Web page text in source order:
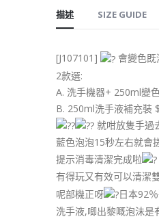
描述 SIZE GUIDE
[J107101] 會變色
2款選:
A. 洗手機器+ 250ml變
B. 250ml洗手液補充裝
就咁放隻手過
藍色泡泡15秒左右就會
提示消毒清潔完成啦
有得玩又有效可以清潔
呢部機正呀
日本92
洗手液,唧出黎嘅泡沬是